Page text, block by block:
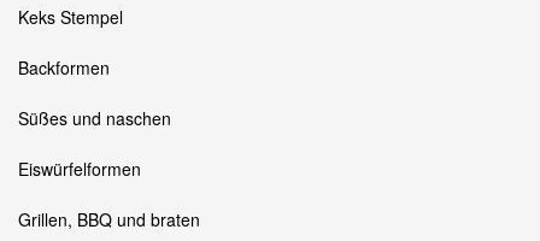
Keks Stempel
Backformen
Süßes und naschen
Eiswürfelformen
Grillen, BBQ und braten